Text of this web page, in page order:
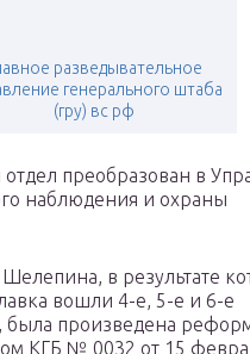
разведывательное
генерального штаба
(гру) вс рф
преобразован в
наблюдения и охраны
в результате
вошли 4-е, 5-е и 6-е
была произведена
КГБ № 0032 от 15